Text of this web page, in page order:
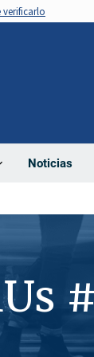
verificarlo
Noticias